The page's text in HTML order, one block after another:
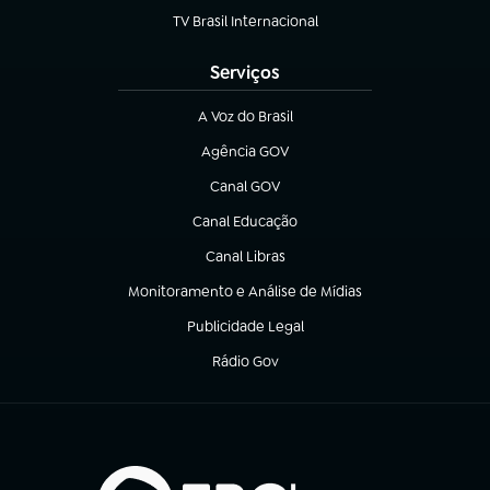
TV Brasil Internacional
(abre em nova aba)
Serviços
A Voz do Brasil
(abre em nova aba)
Agência GOV
(abre em nova aba)
Canal GOV
(abre em nova aba)
Canal Educação
(abre em nova aba)
Canal Libras
(abre em nova aba)
Monitoramento e Análise de Mídias
(abre em nova aba)
Publicidade Legal
(abre em nova aba)
Rádio Gov
(abre em nova aba)